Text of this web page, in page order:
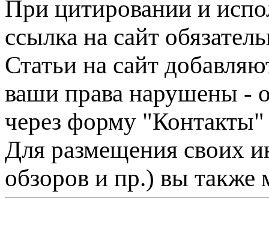
При цитировании и
ссылка на сайт
Статьи на сайт
ваши права нарушены -
через форму "Контакты"
Для размещения своих
обзоров и пр.) вы также